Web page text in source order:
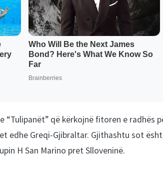
“Tulipanët” që kërkojnë fitoren e radhës
edhe Greqi-Gjibraltar. Gjithashtu sot
H San Marino pret Slloveninë.